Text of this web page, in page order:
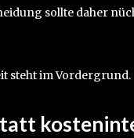
sollte daher
steht im Vordergrund.